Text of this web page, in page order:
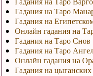
Гадания на Таро
Гадания на
Онлайн гадания на
Гадания на Таро Снов
Гадания на Таро
Онлайн гадания на
Гадания на цыганских